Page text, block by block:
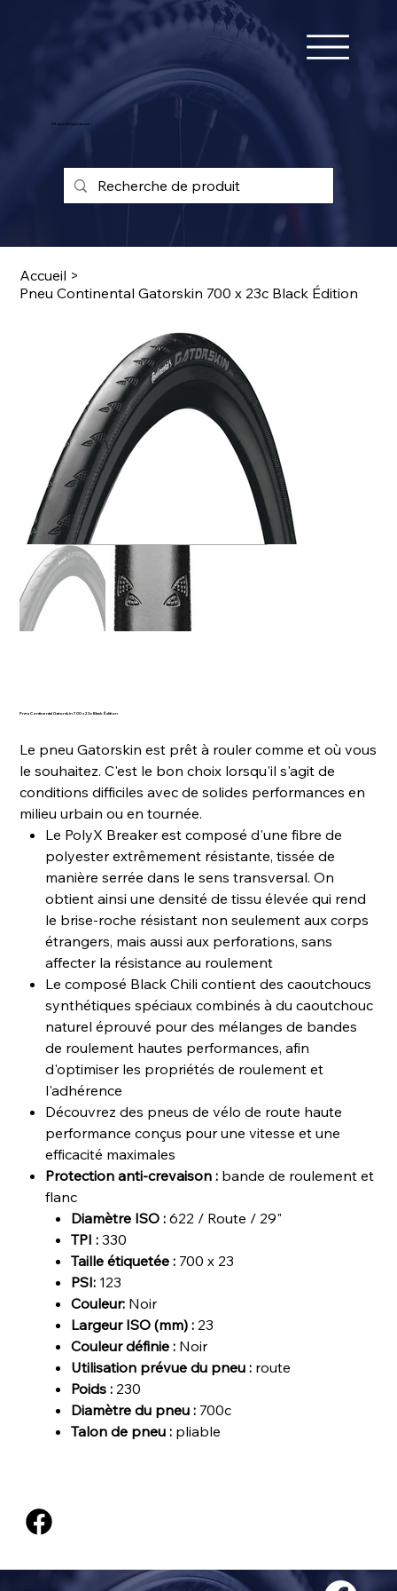
25 ans d'expérience !
Accueil >
Pneu Continental Gatorskin 700 x 23c Black Édition
Pneu Continental Gatorskin 700 x 23c Black Édition
Le pneu Gatorskin est prêt à rouler comme et où vous
le souhaitez. C'est le bon choix lorsqu'il s'agit de
conditions difficiles avec de solides performances en
milieu urbain ou en tournée.
Le PolyX Breaker est composé d'une fibre de
polyester extrêmement résistante, tissée de
manière serrée dans le sens transversal. On
obtient ainsi une densité de tissu élevée qui rend
le brise-roche résistant non seulement aux corps
étrangers, mais aussi aux perforations, sans
affecter la résistance au roulement
Le composé Black Chili contient des caoutchoucs
synthétiques spéciaux combinés à du caoutchouc
naturel éprouvé pour des mélanges de bandes
de roulement hautes performances, afin
d'optimiser les propriétés de roulement et
l'adhérence
Découvrez des pneus de vélo de route haute
performance conçus pour une vitesse et une
efficacité maximales
Protection anti-crevaison : bande de roulement et
flanc
Diamètre ISO :622 / Route / 29"
TPI :330
Taille étiquetée :700 x 23
PSI:123
Couleur:Noir
Largeur ISO (mm) :23
Couleur définie :Noir
Utilisation prévue du pneu :route
Poids :230
Diamètre du pneu :700c
Talon de pneu :pliable